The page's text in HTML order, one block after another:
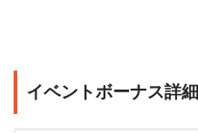
イベントボーナス詳細